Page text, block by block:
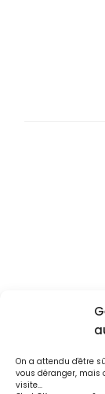
On a attendu d'être
vous déranger, mais
visite...
UE), dans le
européenne